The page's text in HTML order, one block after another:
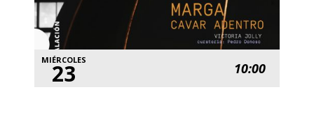
MIÉRCOLES
23 10:00